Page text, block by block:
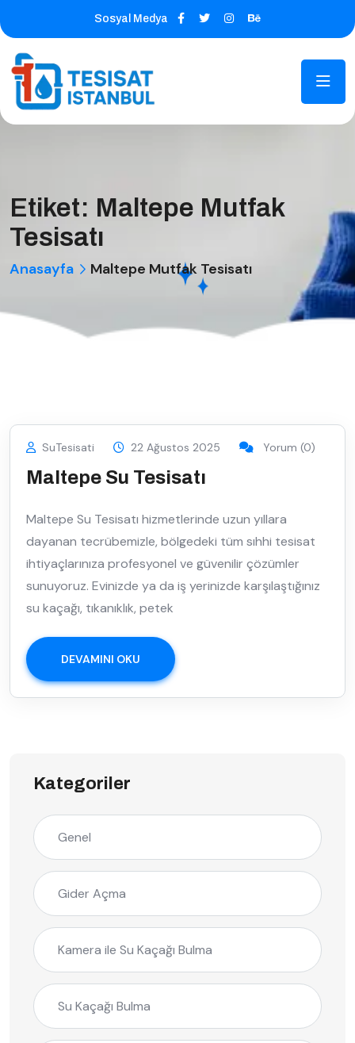
Sosyal Medya
Etiket: Maltepe Mutfak
Tesisatı
Anasayfa Maltepe Mutfak Tesisatı
SuTesisati 22 Ağustos 2025 Yorum (0)
Maltepe Su Tesisatı
Maltepe Su Tesisatı hizmetlerinde uzun yıllara
dayanan tecrübemizle, bölgedeki tüm sıhhi tesisat
ihtiyaçlarınıza profesyonel ve güvenilir çözümler
sunuyoruz. Evinizde ya da iş yerinizde karşılaştığınız
su kaçağı, tıkanıklık, petek
DEVAMINI OKU
Kategoriler
Genel
Gider Açma
Kamera ile Su Kaçağı Bulma
Su Kaçağı Bulma